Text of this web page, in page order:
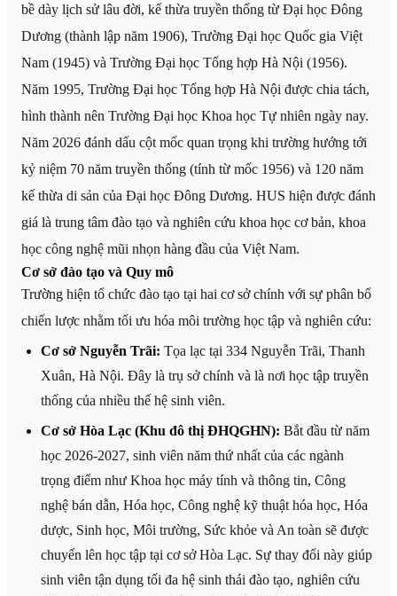
bề dày lịch sử lâu đời, kế thừa truyền thống từ Đại học Đông
Dương (thành lập năm 1906), Trường Đại học Quốc gia Việt
Nam (1945) và Trường Đại học Tổng hợp Hà Nội (1956).
Năm 1995, Trường Đại học Tổng hợp Hà Nội được chia tách,
hình thành nên Trường Đại học Khoa học Tự nhiên ngày nay.
Năm 2026 đánh dấu cột mốc quan trọng khi trường hướng tới
kỷ niệm 70 năm truyền thống (tính từ mốc 1956) và 120 năm
kế thừa di sản của Đại học Đông Dương. HUS hiện được đánh
giá là trung tâm đào tạo và nghiên cứu khoa học cơ bản, khoa
học công nghệ mũi nhọn hàng đầu của Việt Nam.
Cơ sở đào tạo và Quy mô
Trường hiện tổ chức đào tạo tại hai cơ sở chính với sự phân bổ
chiến lược nhằm tối ưu hóa môi trường học tập và nghiên cứu:
Cơ sở Nguyễn Trãi: Tọa lạc tại 334 Nguyễn Trãi, Thanh
Xuân, Hà Nội. Đây là trụ sở chính và là nơi học tập truyền
thống của nhiều thế hệ sinh viên.
Cơ sở Hòa Lạc (Khu đô thị ĐHQGHN): Bắt đầu từ năm
học 2026-2027, sinh viên năm thứ nhất của các ngành
trọng điểm như Khoa học máy tính và thông tin, Công
nghệ bán dẫn, Hóa học, Công nghệ kỹ thuật hóa học, Hóa
dược, Sinh học, Môi trường, Sức khỏe và An toàn sẽ được
chuyển lên học tập tại cơ sở Hòa Lạc. Sự thay đổi này giúp
sinh viên tận dụng tối đa hệ sinh thái đào tạo, nghiên cứu